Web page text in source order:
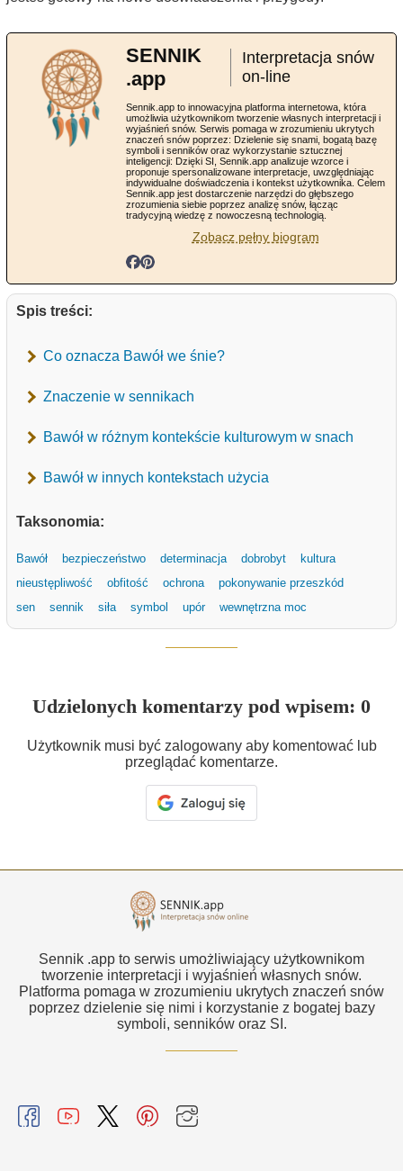
SENNIK
.app
Interpretacja snów
on-line
Sennik.app to innowacyjna platforma internetowa, która
umożliwia użytkownikom tworzenie własnych interpretacji i
wyjaśnień snów. Serwis pomaga w zrozumieniu ukrytych
znaczeń snów poprzez: Dzielenie się snami, bogatą bazę
symboli i senników oraz wykorzystanie sztucznej
inteligencji: Dzięki SI, Sennik.app analizuje wzorce i
proponuje spersonalizowane interpretacje, uwzględniając
indywidualne doświadczenia i kontekst użytkownika. Celem
Sennik.app jest dostarczenie narzędzi do głębszego
zrozumienia siebie poprzez analizę snów, łącząc
tradycyjną wiedzę z nowoczesną technologią.
Zobacz pełny biogram
Spis treści:
Co oznacza Bawół we śnie?
Znaczenie w sennikach
Bawół w różnym kontekście kulturowym w snach
Bawół w innych kontekstach użycia
Taksonomia:
Bawół bezpieczeństwo determinacja dobrobyt
kultura
nieustępliwość
obfitość ochrona
pokonywanie przeszkód
sen
sennik siła symbol upór wewnętrzna moc
Udzielonych komentarzy pod wpisem: 0
Użytkownik musi być zalogowany aby komentować lub
przeglądać komentarze.
Sennik .app to serwis umożliwiający użytkownikom
tworzenie interpretacji i wyjaśnień własnych snów.
Platforma pomaga w zrozumieniu ukrytych znaczeń snów
poprzez dzielenie się nimi i korzystanie z bogatej bazy
symboli, senników oraz SI.